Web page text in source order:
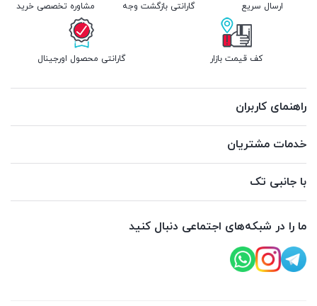
ارسال سریع گارانتی بازگشت وجه مشاوره تخصصی خرید
کف قیمت بازار گارانتی محصول اورجینال
راهنمای کاربران
خدمات مشتریان
با جانبی تک
ما را در شبکه‌های اجتماعی دنبال کنید